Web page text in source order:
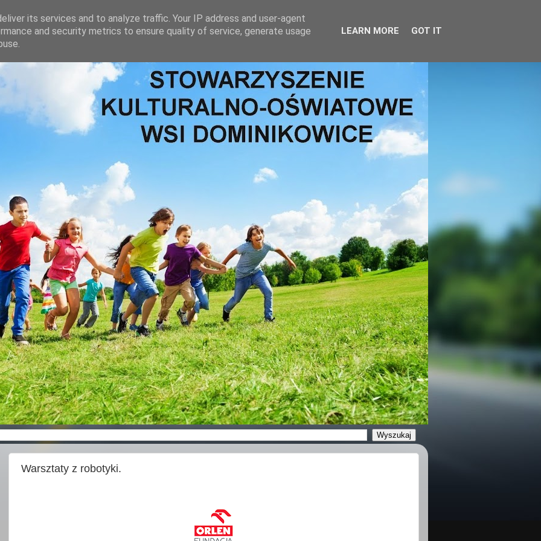
Warsztaty z robotyki.
its services and to analyze traffic. Your IP address and user-agent
and security metrics to ensure quality of service, generate usage
LEARN MORE GOT IT